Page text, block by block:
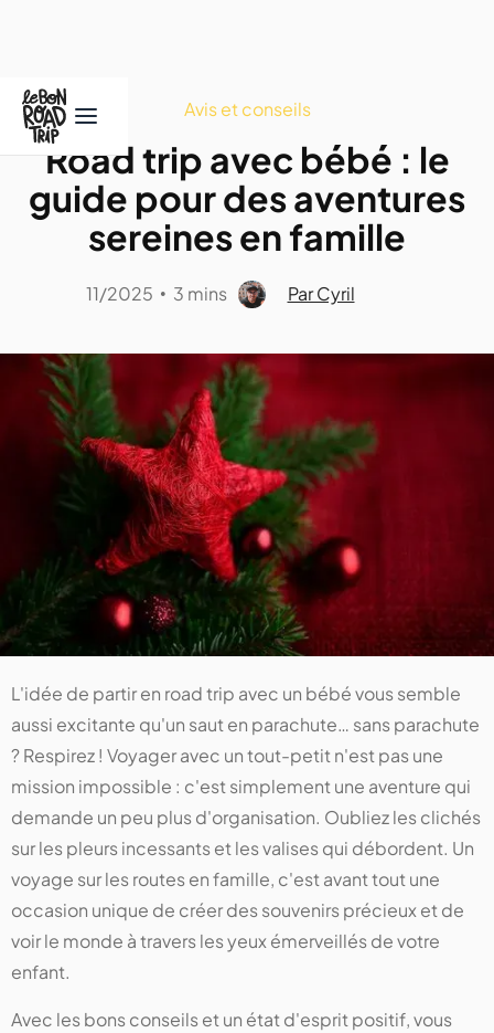
Avis et conseils
Road trip avec bébé : le
guide pour des aventures
sereines en famille
11/2025 • 3 mins Par Cyril
L'idée de partir en road trip avec un bébé vous semble
aussi excitante qu'un saut en parachute… sans parachute
? Respirez ! Voyager avec un tout-petit n'est pas une
mission impossible : c'est simplement une aventure qui
demande un peu plus d'organisation. Oubliez les clichés
sur les pleurs incessants et les valises qui débordent. Un
voyage sur les routes en famille, c'est avant tout une
occasion unique de créer des souvenirs précieux et de
voir le monde à travers les yeux émerveillés de votre
enfant.
Avec les bons conseils et un état d'esprit positif, vous